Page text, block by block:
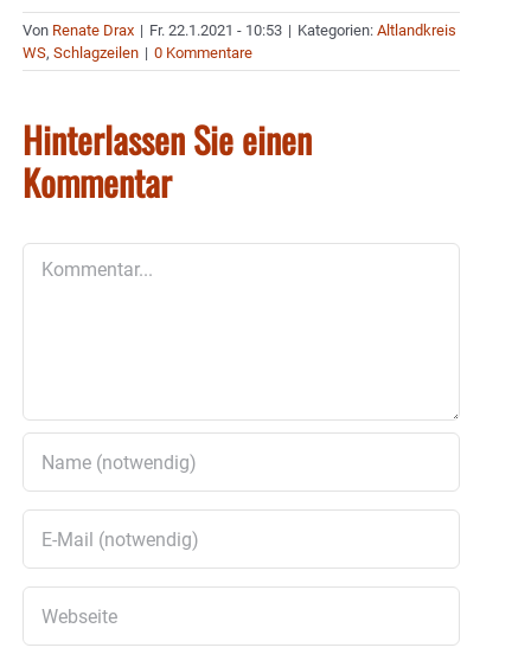
Von Renate Drax | Fr. 22.1.2021 - 10:53 | Kategorien: Altlandkreis
WS, Schlagzeilen | 0 Kommentare
Hinterlassen Sie einen
Kommentar